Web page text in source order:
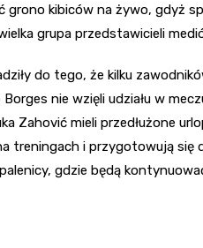
grono kibiców na żywo, gdyż
grupa przedstawicieli
do tego, że kilku
nie wzięli udziału w
Zahović mieli przedłużone
treningach i przygotowują się
gdzie będą